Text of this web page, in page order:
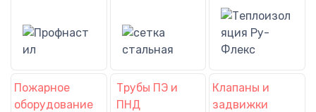
Пожарное
оборудование
Трубы ПЭ и
ПНД
Клапаны и
задвижки